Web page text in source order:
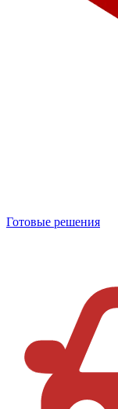
Готовые решения